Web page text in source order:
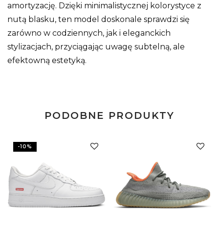
amortyzację. Dzięki minimalistycznej kolorystyce z
nutą blasku, ten model doskonale sprawdzi się
zarówno w codziennych, jak i eleganckich
stylizacjach, przyciągając uwagę subtelną, ale
efektowną estetyką.
PODOBNE PRODUKTY
-10%